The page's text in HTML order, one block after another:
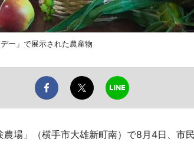
ー」で展示された農産物
場」（横手市大雄新町南）で8月4日、市